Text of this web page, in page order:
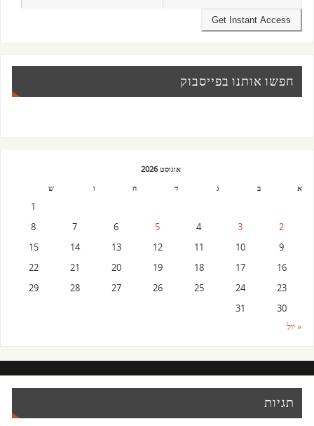
חפשו אותנו בפייסבוק
אוגוסט 2026
א
ב ג ד ה ו ש
1
2
3
4
5
6
7
8
9
10
11
12
13
14
15
16
17
18
19
20
21
22
23
24
25
26
27
28
29
30
31
« יול
תגיות